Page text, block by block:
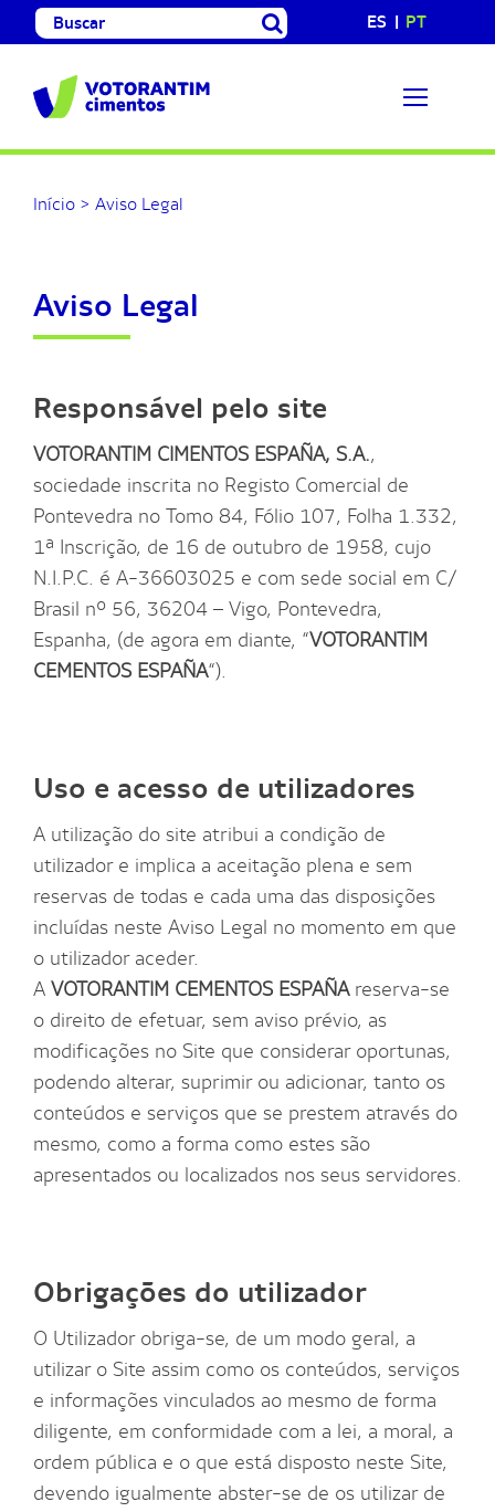
Skip
to
content
Search
ES PT
Início> Aviso Legal
Aviso Legal
Responsável pelo site
VOTORANTIM CIMENTOS ESPAÑA, S.A.,
sociedade inscrita no Registo Comercial de
Pontevedra no Tomo 84, Fólio 107, Folha 1.332,
1ª Inscrição, de 16 de outubro de 1958, cujo
N.I.P.C. é A-36603025 e com sede social em C/
Brasil nº 56, 36204 – Vigo, Pontevedra,
Espanha, (de agora em diante, “VOTORANTIM
CEMENTOS ESPAÑA“).
Uso e acesso de utilizadores
A utilização do site atribui a condição de
utilizador e implica a aceitação plena e sem
reservas de todas e cada uma das disposições
incluídas neste Aviso Legal no momento em que
o utilizador aceder.
A VOTORANTIM CEMENTOS ESPAÑAreserva-se
o direito de efetuar, sem aviso prévio, as
modificações no Site que considerar oportunas,
podendo alterar, suprimir ou adicionar, tanto os
conteúdos e serviços que se prestem através do
mesmo, como a forma como estes são
apresentados ou localizados nos seus servidores.
Obrigações do utilizador
O Utilizador obriga-se, de um modo geral, a
utilizar o Site assim como os conteúdos, serviços
e informações vinculados ao mesmo de forma
diligente, em conformidade com a lei, a moral, a
ordem pública e o que está disposto neste Site,
devendo igualmente abster-se de os utilizar de